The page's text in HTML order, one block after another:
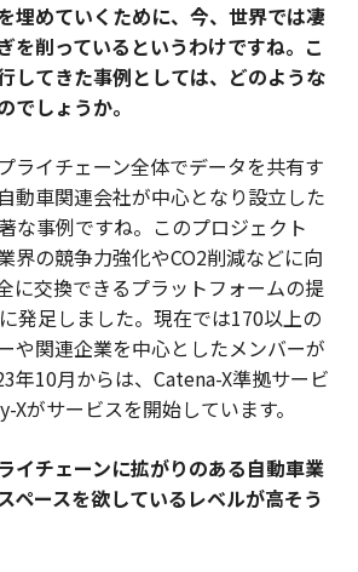
めていくために、今、世界では凄
を削っているというわけですね。こ
してきた事例としては、どのような
でしょうか。
ライチェーン全体でデータを共有す
動車関連会社が中心となり設立した
な事例ですね。このプロジェクト
界の競争力強化やCO2削減などに向
に交換できるプラットフォームの提
発足しました。現在では170以上の
や関連企業を中心としたメンバーが
年10月からは、Catena-X準拠サービ
がサービスを開始しています。
チェーンに拡がりのある自動車業
ペースを欲しているレベルが高そう